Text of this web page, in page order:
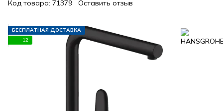
Код товара: 71379 Оставить отзыв
БЕСПЛАТНАЯ ДОСТАВКА
12